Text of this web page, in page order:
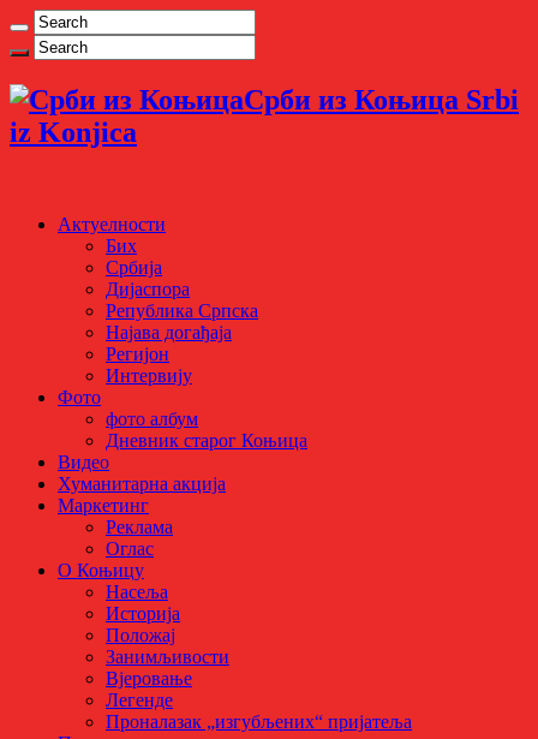
Срби из Коњица Srbi
iz Konjica
Актуелности
Бих
Србија
Дијаспора
Република Српска
Најава догађаја
Регијон
Интервију
Фото
фото албум
Дневник старог Коњица
Видео
Хуманитарна акција
Маркетинг
Реклама
Оглас
О Коњицу
Насеља
Историја
Положај
Занимљивости
Вјеровање
Легенде
Проналазак „изгубљених“ пријатеља